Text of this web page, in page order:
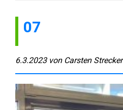
07
6.3.2023 von Carsten Strecker